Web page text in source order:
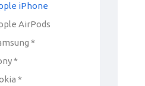
iPhone
AirPods
*
*
*